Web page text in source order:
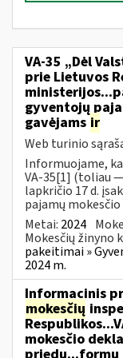
VA-35 „Dėl
prie Lietuvos
gyventojų
gavėjams ir
Web turinio
Informuojame,
VA-35[1] (toliau
lapkričio 17 d.
pajamų
Metai: 2024
Mokesčių žinyno
pakeitimai »
2024 m.
Informacinis
mokesčių
mokesčio
priedų...formų